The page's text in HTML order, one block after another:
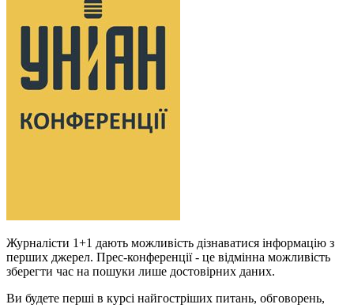
Журналісти 1+1 дають можливість дізнаватися інформацію з
перших джерел. Прес-конференції - це відмінна можливість
зберегти час на пошуки лише достовірних даних.
Ви будете перші в курсі найгостріших питань, обговорень,